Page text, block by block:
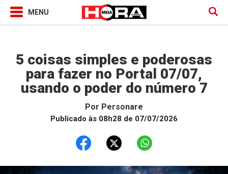
5 coisas simples e poderosas
para fazer no Portal 07/07,
usando o poder do número 7
Por Personare
Publicado às 08h28 de 07/07/2026